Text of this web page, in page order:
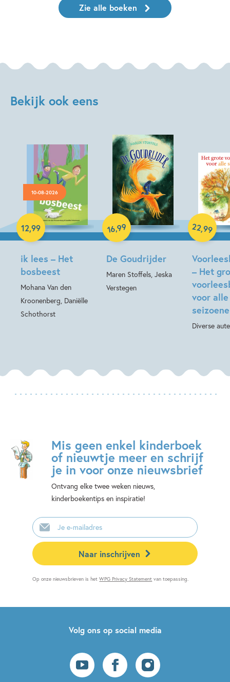
Zie alle boeken
Bekijk ook eens
10-08-2026
ik lees – Het
bosbeest
Mohana Van den
Kroonenberg, Daniëlle
Schothorst
12,99
Hardcover
De Goudrijder
Maren Stoffels, Jeska
Verstegen
16,99
Hardcover
– Het
voor alle
Diverse
22,99
Hardcover
Mis geen enkel kinderboek
of nieuwtje meer en schrijf
je in voor onze nieuwsbrief
Ontvang elke twee weken nieuws,
kinderboekentips en inspiratie!
E-
mailadres
Naar inschrijven
Op onze nieuwsbrieven is hetWPG Privacy Statement van toepassing.
Volg ons op social media